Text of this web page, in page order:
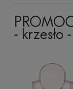
- krzesło